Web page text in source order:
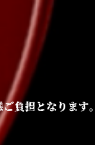
負担となります。